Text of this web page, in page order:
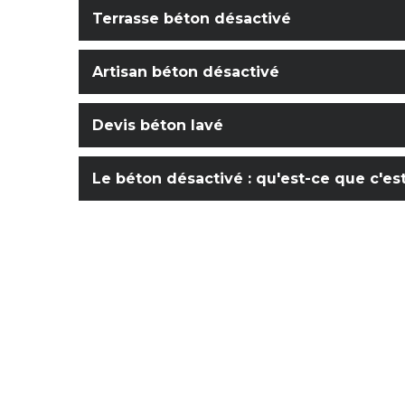
Terrasse béton désactivé
Artisan béton désactivé
Devis béton lavé
Le béton désactivé : qu'est-ce que